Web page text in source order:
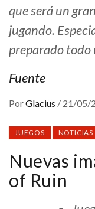
que será un
jugando.
preparado todo
Fuente
PorGlacius / 21/05/
JUEGOS NOTICIAS
Nuevas
of Ruin